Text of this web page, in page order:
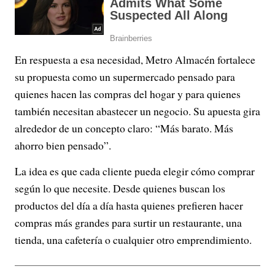
En respuesta a esa necesidad, Metro Almacén fortalece
su propuesta como un supermercado pensado para
quienes hacen las compras del hogar y para quienes
también necesitan abastecer un negocio. Su apuesta gira
alrededor de un concepto claro: “Más barato. Más
ahorro bien pensado”.
La idea es que cada cliente pueda elegir cómo comprar
según lo que necesite. Desde quienes buscan los
productos del día a día hasta quienes prefieren hacer
compras más grandes para surtir un restaurante, una
tienda, una cafetería o cualquier otro emprendimiento.